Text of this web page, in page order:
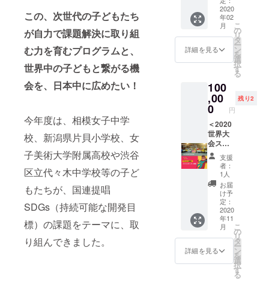
この、次世代の子どもたち
が自力で課題解決に取り組
む力を育むプログラムと、
世界中の子どもと繋がる機
会を、日本中に広めたい！
今年度は、相模女子中学
校、新潟県片貝小学校、女
子美術大学附属高校や渋谷
区立代々木中学校等の子ど
もたちが、国連提唱
SDGs（持続可能な開発目
標）の課題をテーマに、取
り組んできました。
（faceb
ookグ
ルー
プ）ご
招待 ・
DFCJ事
謝の気
持ちを
込めた
御礼
メッ
セージ
年2月、
東京都
渋谷区
で開講
予定 (詳
メール
でご連
絡差し
上げま
す) ※
対面で
の受講
が難し
い場合
は、オ
ンライ
ンでの
受講も
可 ・
バチカ
ンでの
we can
パレー
長 清水
弘美先
生によ
るDFC
ファシ
リテー
ター研
待
※ご自
身の学
校で
DFC活
動が可
能にな
りま
す！
※2020
年2月、
東京都
渋谷区
で開講
予定 (詳
細に関
しては
12月頃
メール
でご連
2020
年02
月
詳細を見る
こ
の
リ
タ
ー
ン
を
選
択
す
る
100
,00
0 円
残り2
＜2020
世界大
会スタ
ディツ
アー！
コース
＞ ・来
年度世
界大会
スタ
ディー
ツアー
メン
バーと
してお
席優先
支援
者：
1人
お届
け予
定：
2020
年11
月
詳細を見る
こ
の
リ
タ
ー
ン
を
選
択
す
る